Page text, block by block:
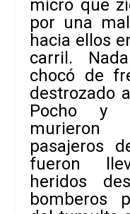
micro que
por una
hacia ellos
carril.
chocó de
destrozado
Pocho y
pasajeros
fueron
heridos
bomberos